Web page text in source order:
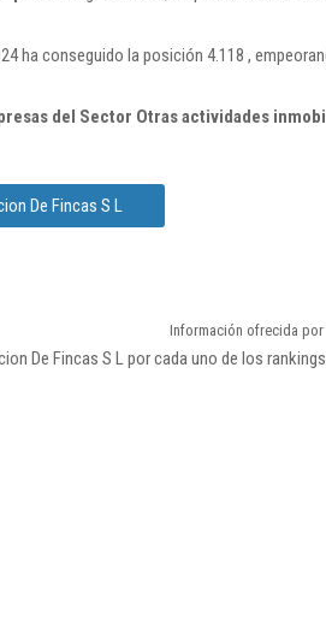
ha conseguido la posición 4.118 ,
del Sector Otras actividades
De Fincas S L
Información ofrecida por
De Fincas S L por cada uno de los